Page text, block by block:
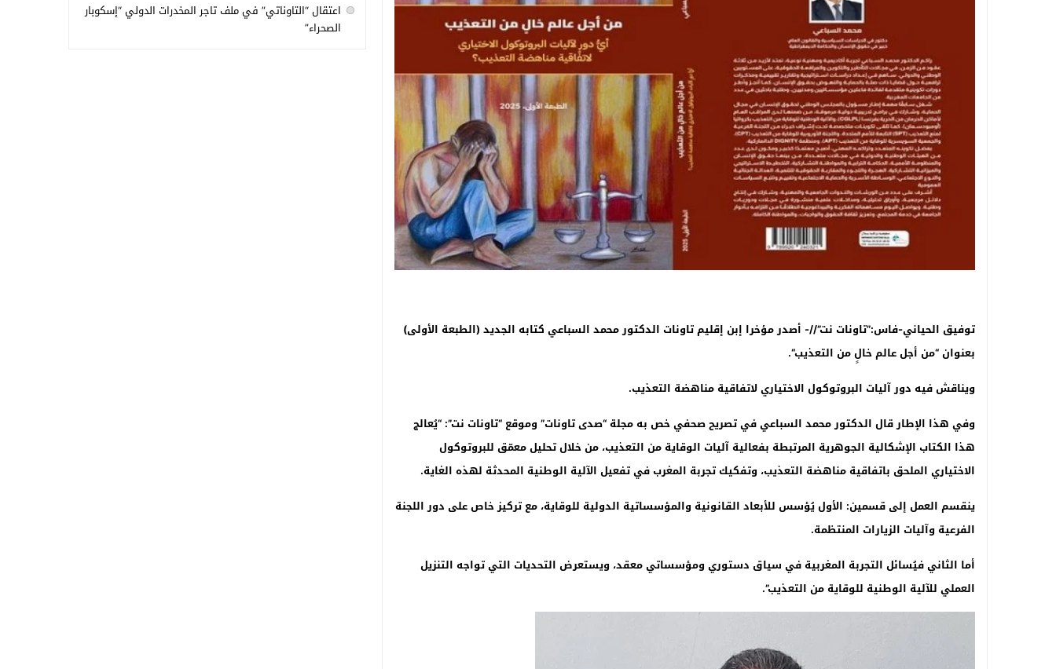
توفيق الحياني-فاس:”تاونات نت”//- أصدر مؤخرا إبن إقليم تاونات الدكتور محمد السباعي كتابه الجديد (الطبعة الأولى)
بعنوان “من أجل عالم خالٍ من التعذيب“
.
ويناقش فيه دور آليات البروتوكول الاختياري لاتفاقية مناهضة التعذيب.
وفي هذا الإطار قال الدكتور محمد السباعي في تصريح صحفي خص به مجلة “صدى تاونات” وموقع “تاونات نت”: “يُعالج
هذا الكتاب الإشكالية الجوهرية المرتبطة بفعالية آليات الوقاية من التعذيب، من خلال تحليل معمّق للبروتوكول
الاختياري الملحق باتفاقية مناهضة التعذيب، وتفكيك تجربة المغرب في تفعيل الآلية الوطنية المحدثة لهذه الغاية.
ينقسم العمل إلى قسمين: الأول يُؤسس للأبعاد القانونية والمؤسساتية الدولية للوقاية، مع تركيز خاص على دور اللجنة
الفرعية وآليات الزيارات المنتظمة.
أما الثاني فيُسائل التجربة المغربية في سياق دستوري ومؤسساتي معقد، ويستعرض التحديات التي تواجه التنزيل
العملي للآلية الوطنية للوقاية من التعذيب”.
اعتقال “التاوناتي” في ملف تاجر المخدرات الدولي “إسكوبار
الصحراء”